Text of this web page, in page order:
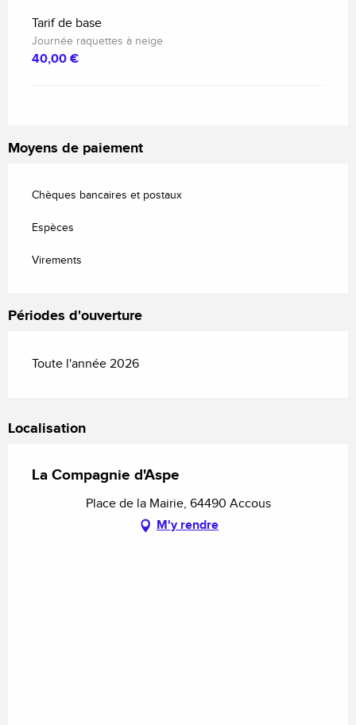
Tarif de base
Journée raquettes à neige
40,00 €
Moyens de paiement
Chèques bancaires et postaux
Espèces
Virements
Périodes d'ouverture
Toute l'année 2026
Localisation
La Compagnie d'Aspe
Place de la Mairie, 64490 Accous
M'y rendre